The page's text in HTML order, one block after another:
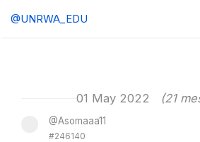
@UNRWA_EDU
01 May 2022 (21
@Asomaaa11
#246140